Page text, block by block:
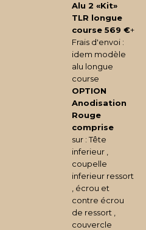
Alu 2 «Kit»
TLR longue
course 569 €+
Frais d'envoi :
idem modèle
alu longue
course
OPTION
Anodisation
Rouge
comprise
sur : Tête
inferieur ,
coupelle
inferieur ressort
, écrou et
contre écrou
de ressort ,
couvercle